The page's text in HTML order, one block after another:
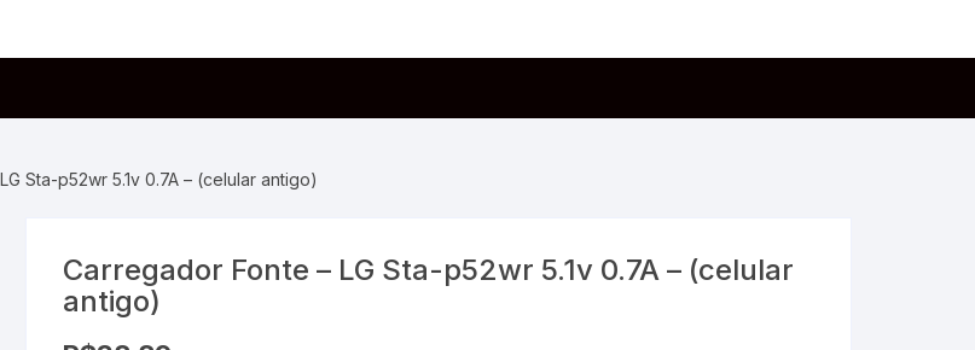
Sta-p52wr 5.1v 0.7A – (celular antigo)
Carregador Fonte – LG Sta-p52wr 5.1v 0.7A – (celular
antigo)